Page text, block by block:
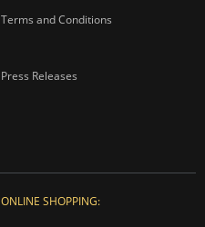
Terms and Conditions
Press Releases
ONLINE SHOPPING: